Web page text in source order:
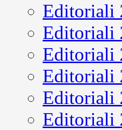
Editoriali
Editoriali
Editoriali
Editoriali
Editoriali
Editoriali